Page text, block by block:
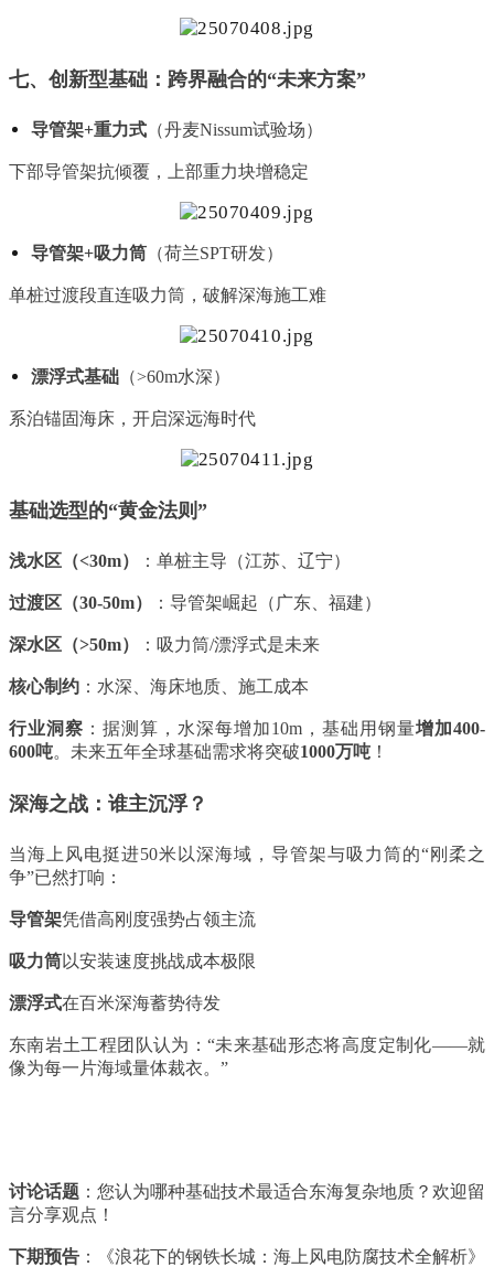
七、创新型基础：跨界融合的“未来方案”
导管架+重力式 （丹麦Nissum试验场）
下部导管架抗倾覆，上部重力块增稳定
导管架+吸力筒 （荷兰SPT研发）
单桩过渡段直连吸力筒，破解深海施工难
漂浮式基础 （>60m水深）
系泊锚固海床，开启深远海时代
基础选型的“黄金法则”
浅水区（<30m） ：单桩主导（江苏、辽宁）
过渡区（30-50m） ：导管架崛起（广东、福建）
深水区（>50m） ：吸力筒/漂浮式是未来
核心制约 ：水深、海床地质、施工成本
行业洞察 ：据测算，水深每增加10m，基础用钢量增加400-
600吨。未来五年全球基础需求将突破1000万吨 ！
深海之战：谁主沉浮？
当海上风电挺进50米以深海域，导管架与吸力筒的“刚柔之
争”已然打响：
导管架凭借高刚度强势占领主流
吸力筒以安装速度挑战成本极限
漂浮式在百米深海蓄势待发
东南岩土工程团队认为：“未来基础形态将高度定制化——就
像为每一片海域量体裁衣。”
讨论话题 ：您认为哪种基础技术最适合东海复杂地质？欢迎留
言分享观点！
下期预告 ：《浪花下的钢铁长城：海上风电防腐技术全解析》